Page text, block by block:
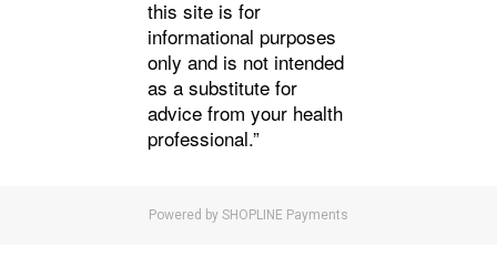
this site is for
informational purposes
only and is not intended
as a substitute for
advice from your health
professional.”
Powered by SHOPLINE Payments